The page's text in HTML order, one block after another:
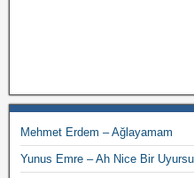
Mehmet Erdem – Ağlayamam
Yunus Emre – Ah Nice Bir